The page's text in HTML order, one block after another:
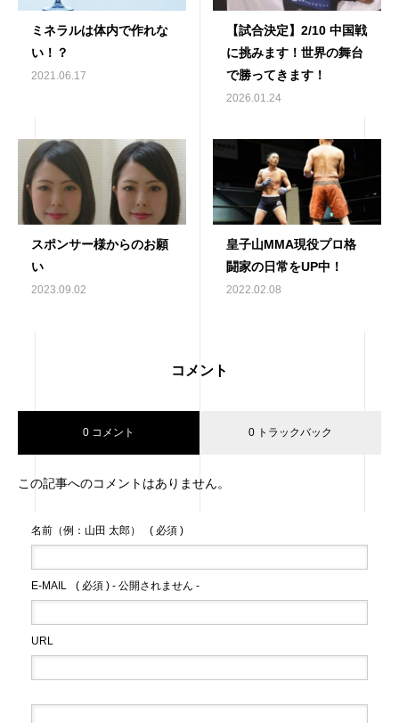
ミネラルは体内で作れな
い！？
2021.06.17
【試合決定】2/10 中国戦
に挑みます！世界の舞台
で勝ってきます！
2026.01.24
スポンサー様からのお願
い
2023.09.02
皇子山MMA現役プロ格
闘家の日常をUP中！
2022.02.08
コメント
0 コメント 0 トラックバック
この記事へのコメントはありません。
名前（例：山田 太郎） ( 必須 )
E-MAIL ( 必須 ) - 公開されません -
URL